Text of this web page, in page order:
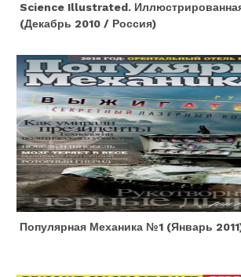
Science Illustrated.
(декабрь 2010 / Россия)
Популярная Механика №1 (январь